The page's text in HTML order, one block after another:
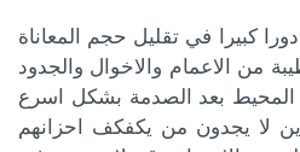
كبيرا في تقليل حجم المعاناة
من الاعمام والاخوال والجدود
المحيط بعد الصدمة بشكل اسرع
لا يجدون من يكفكف احزانهم